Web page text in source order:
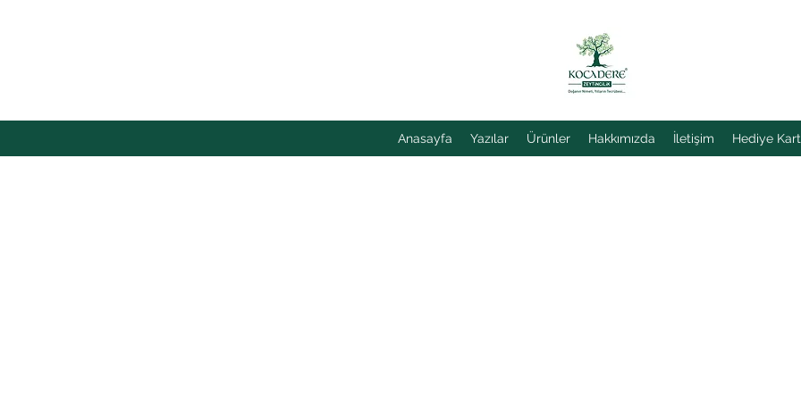
Anasayfa Yazılar Ürünler Hakkımızda İletişim Hediye